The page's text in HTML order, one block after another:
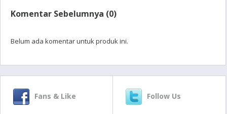
Komentar Sebelumnya (0)
Belum ada komentar untuk produk ini.
Fans & Like Follow Us